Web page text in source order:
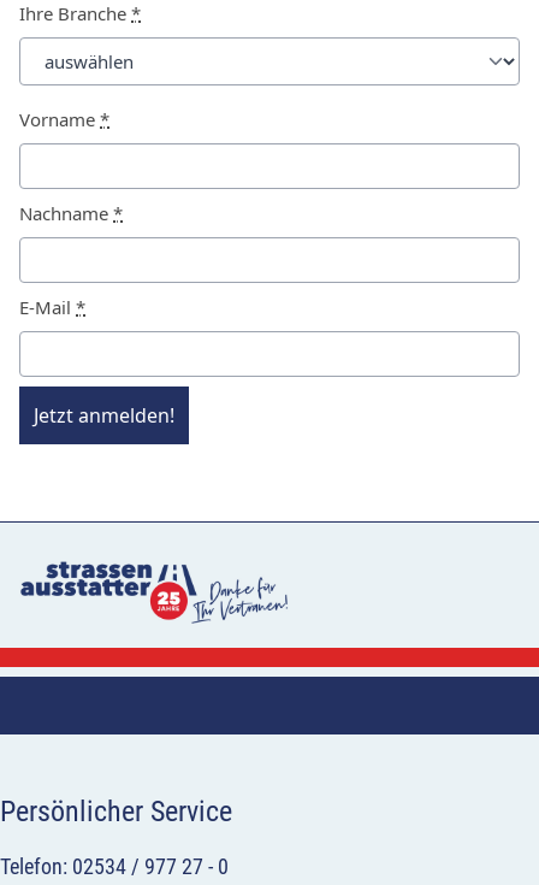
Ihre Branche *
Vorname *
Nachname *
E-Mail *
Jetzt anmelden!
Persönlicher Service
Telefon: 02534 / 977 27 - 0